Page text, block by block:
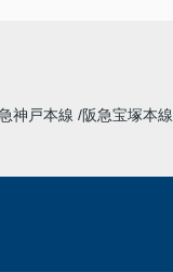
神戸本線 阪急宝塚本線